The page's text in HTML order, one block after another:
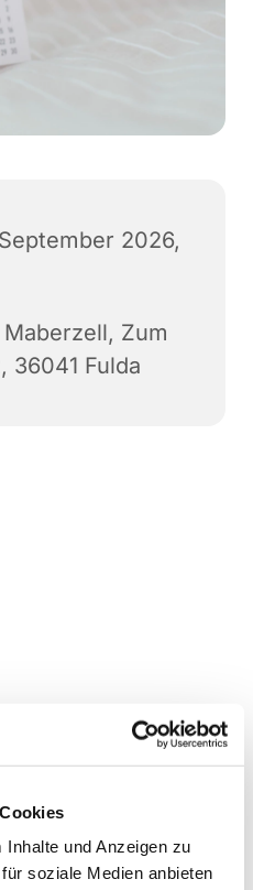
und Anzeigen zu
soziale Medien anbieten
2026,
Zum
36041 Fulda